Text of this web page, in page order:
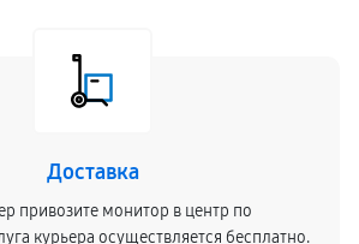
Доставка
привозите монитор в центр по
курьера осуществляется бесплатно.